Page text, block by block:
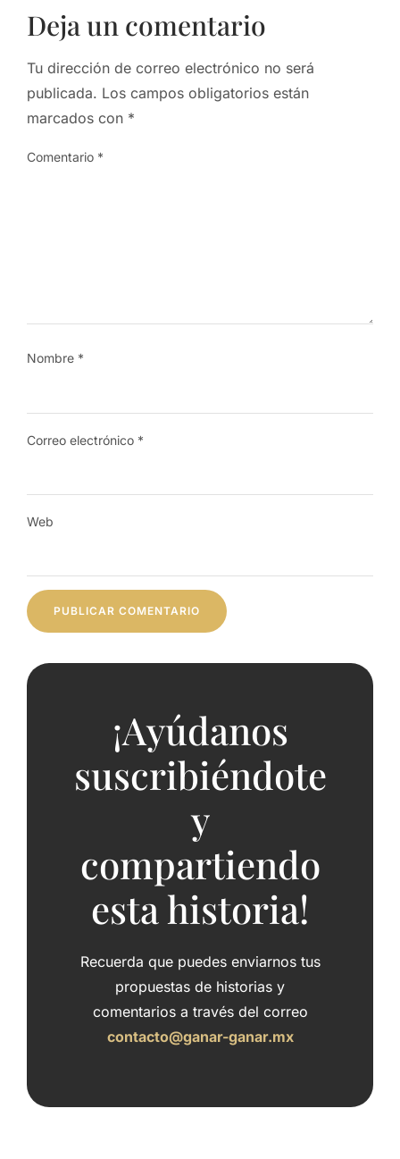
Deja un comentario
Tu dirección de correo electrónico no será
publicada. Los campos obligatorios están
marcados con *
Comentario *
Nombre *
Correo electrónico *
Web
¡Ayúdanos
suscribiéndote
y
compartiendo
esta historia!
Recuerda que puedes enviarnos tus
propuestas de historias y
comentarios a través del correo
contacto@ganar-ganar.mx